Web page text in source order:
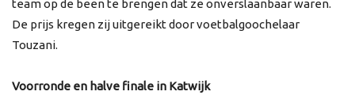
team op de been te brengen dat ze onverslaanbaar waren.
De prijs kregen zij uitgereikt door voetbalgoochelaar
Touzani.
Voorronde en halve finale in Katwijk